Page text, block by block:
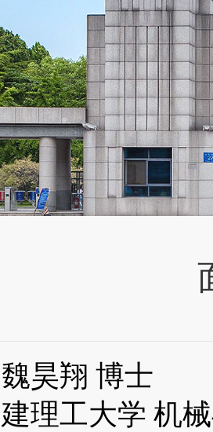
魏昊翔 博士
理工大学 机